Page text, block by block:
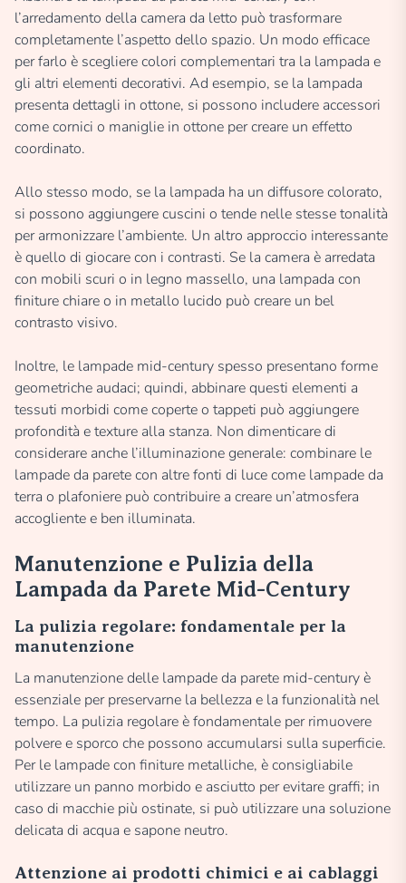
l’arredamento della camera da letto può trasformare
completamente l’aspetto dello spazio. Un modo efficace
per farlo è scegliere colori complementari tra la lampada e
gli altri elementi decorativi. Ad esempio, se la lampada
presenta dettagli in ottone, si possono includere accessori
come cornici o maniglie in ottone per creare un effetto
coordinato.
Allo stesso modo, se la lampada ha un diffusore colorato,
si possono aggiungere cuscini o tende nelle stesse tonalità
per armonizzare l’ambiente. Un altro approccio interessante
è quello di giocare con i contrasti. Se la camera è arredata
con mobili scuri o in legno massello, una lampada con
finiture chiare o in metallo lucido può creare un bel
contrasto visivo.
Inoltre, le lampade mid-century spesso presentano forme
geometriche audaci; quindi, abbinare questi elementi a
tessuti morbidi come coperte o tappeti può aggiungere
profondità e texture alla stanza. Non dimenticare di
considerare anche l’illuminazione generale: combinare le
lampade da parete con altre fonti di luce come lampade da
terra o plafoniere può contribuire a creare un’atmosfera
accogliente e ben illuminata.
Manutenzione e Pulizia della
Lampada da Parete Mid-Century
La pulizia regolare: fondamentale per la
manutenzione
La manutenzione delle lampade da parete mid-century è
essenziale per preservarne la bellezza e la funzionalità nel
tempo. La pulizia regolare è fondamentale per rimuovere
polvere e sporco che possono accumularsi sulla superficie.
Per le lampade con finiture metalliche, è consigliabile
utilizzare un panno morbido e asciutto per evitare graffi; in
caso di macchie più ostinate, si può utilizzare una soluzione
delicata di acqua e sapone neutro.
Attenzione ai prodotti chimici e ai cablaggi